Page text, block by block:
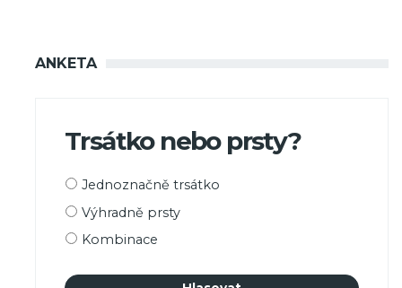
ANKETA
Trsátko nebo prsty?
Možnosti
Jednoznačně trsátko
Výhradně prsty
Kombinace